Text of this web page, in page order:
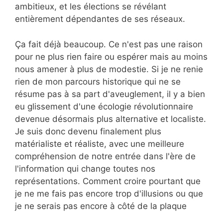
ambitieux, et les élections se révélant
entièrement dépendantes de ses réseaux.
Ça fait déjà beaucoup. Ce n'est pas une raison
pour ne plus rien faire ou espérer mais au moins
nous amener à plus de modestie. Si je ne renie
rien de mon parcours historique qui ne se
résume pas à sa part d'aveuglement, il y a bien
eu glissement d'une écologie révolutionnaire
devenue désormais plus alternative et localiste.
Je suis donc devenu finalement plus
matérialiste et réaliste, avec une meilleure
compréhension de notre entrée dans l'ère de
l'information qui change toutes nos
représentations. Comment croire pourtant que
je ne me fais pas encore trop d'illusions ou que
je ne serais pas encore à côté de la plaque